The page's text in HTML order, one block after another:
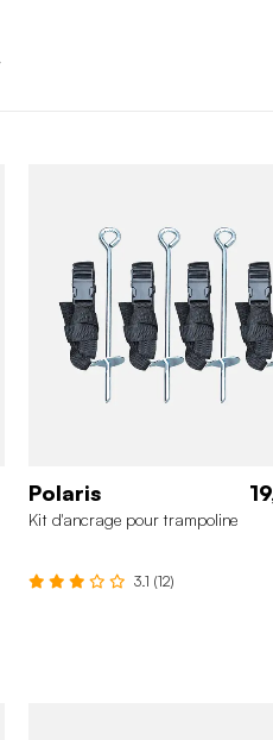
Polaris
Kit d'ancrage pour trampoline
3.1 (12)